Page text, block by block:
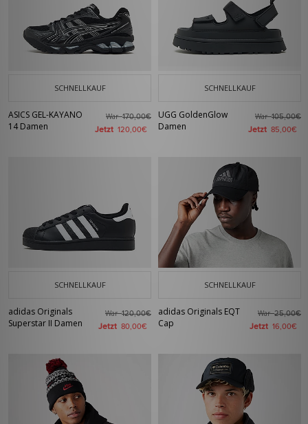
SCHNELLKAUF
ASICS GEL-KAYANO
14 Damen
War170,00€
Jetzt 120,00€
SCHNELLKAUF
UGG GoldenGlow
Damen
War105,00€
Jetzt 85,00€
SCHNELLKAUF
adidas Originals
Superstar II Damen
War120,00€
Jetzt 80,00€
SCHNELLKAUF
adidas Originals EQT
Cap
War25,00€
Jetzt 16,00€